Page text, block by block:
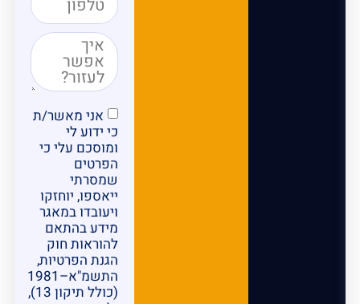
אני מאשר/ת
כי ידוע לי
ומוסכם עלי כי
הפרטים
שמסרתי
ייאספו, יוחזקו
ויעובדו במאגר
מידע בהתאם
להוראות חוק
הגנת הפרטיות,
התשמ"א–1981
(כולל תיקון 13),